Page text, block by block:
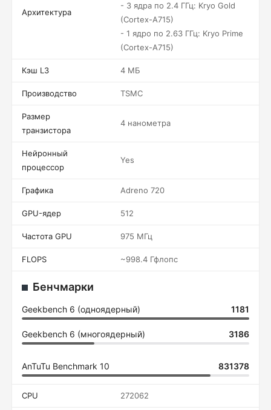
Архитектура
- 3 ядра по 2.4 ГГц: Kryo Gold
(Cortex-A715)
- 1 ядро по 2.63 ГГц: Kryo Prime
(Cortex-A715)
Кэш L3 4 МБ
Производство TSMC
Размер
транзистора
4 нанометра
Нейронный
процессор
Yes
Графика Adreno 720
GPU-ядер 512
Частота GPU 975 МГц
FLOPS ~998.4 Гфлопс
Бенчмарки
Geekbench 6 (одноядерный) 1181
Geekbench 6 (многоядерный) 3186
AnTuTu Benchmark 10 831378
CPU 272062